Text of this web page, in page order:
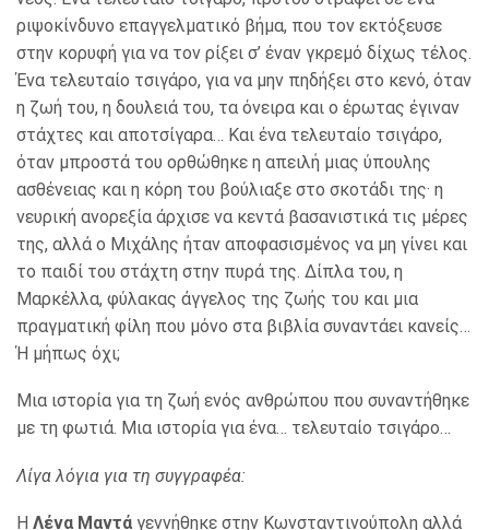
ριψοκίνδυνο επαγγελματικό βήμα, που τον εκτόξευσε
στην κορυφή για να τον ρίξει σ’ έναν γκρεμό δίχως τέλος.
Ένα τελευταίο τσιγάρο, για να μην πηδήξει στο κενό, όταν
η ζωή του, η δουλειά του, τα όνειρα και ο έρωτας έγιναν
στάχτες και αποτσίγαρα… Και ένα τελευταίο τσιγάρο,
όταν μπροστά του ορθώθηκε η απειλή μιας ύπουλης
ασθένειας και η κόρη του βούλιαξε στο σκοτάδι της· η
νευρική ανορεξία άρχισε να κεντά βασανιστικά τις μέρες
της, αλλά ο Μιχάλης ήταν αποφασισμένος να μη γίνει και
το παιδί του στάχτη στην πυρά της. Δίπλα του, η
Μαρκέλλα, φύλακας άγγελος της ζωής του και μια
πραγματική φίλη που μόνο στα βιβλία συναντάει κανείς…
Ή μήπως όχι;
Μια ιστορία για τη ζωή ενός ανθρώπου που συναντήθηκε
με τη φωτιά. Μια ιστορία για ένα… τελευταίο τσιγάρο…
Λίγα λόγια για τη συγγραφέα:
Η Λένα Μαντά γεννήθηκε στην Κωνσταντινούπολη αλλά